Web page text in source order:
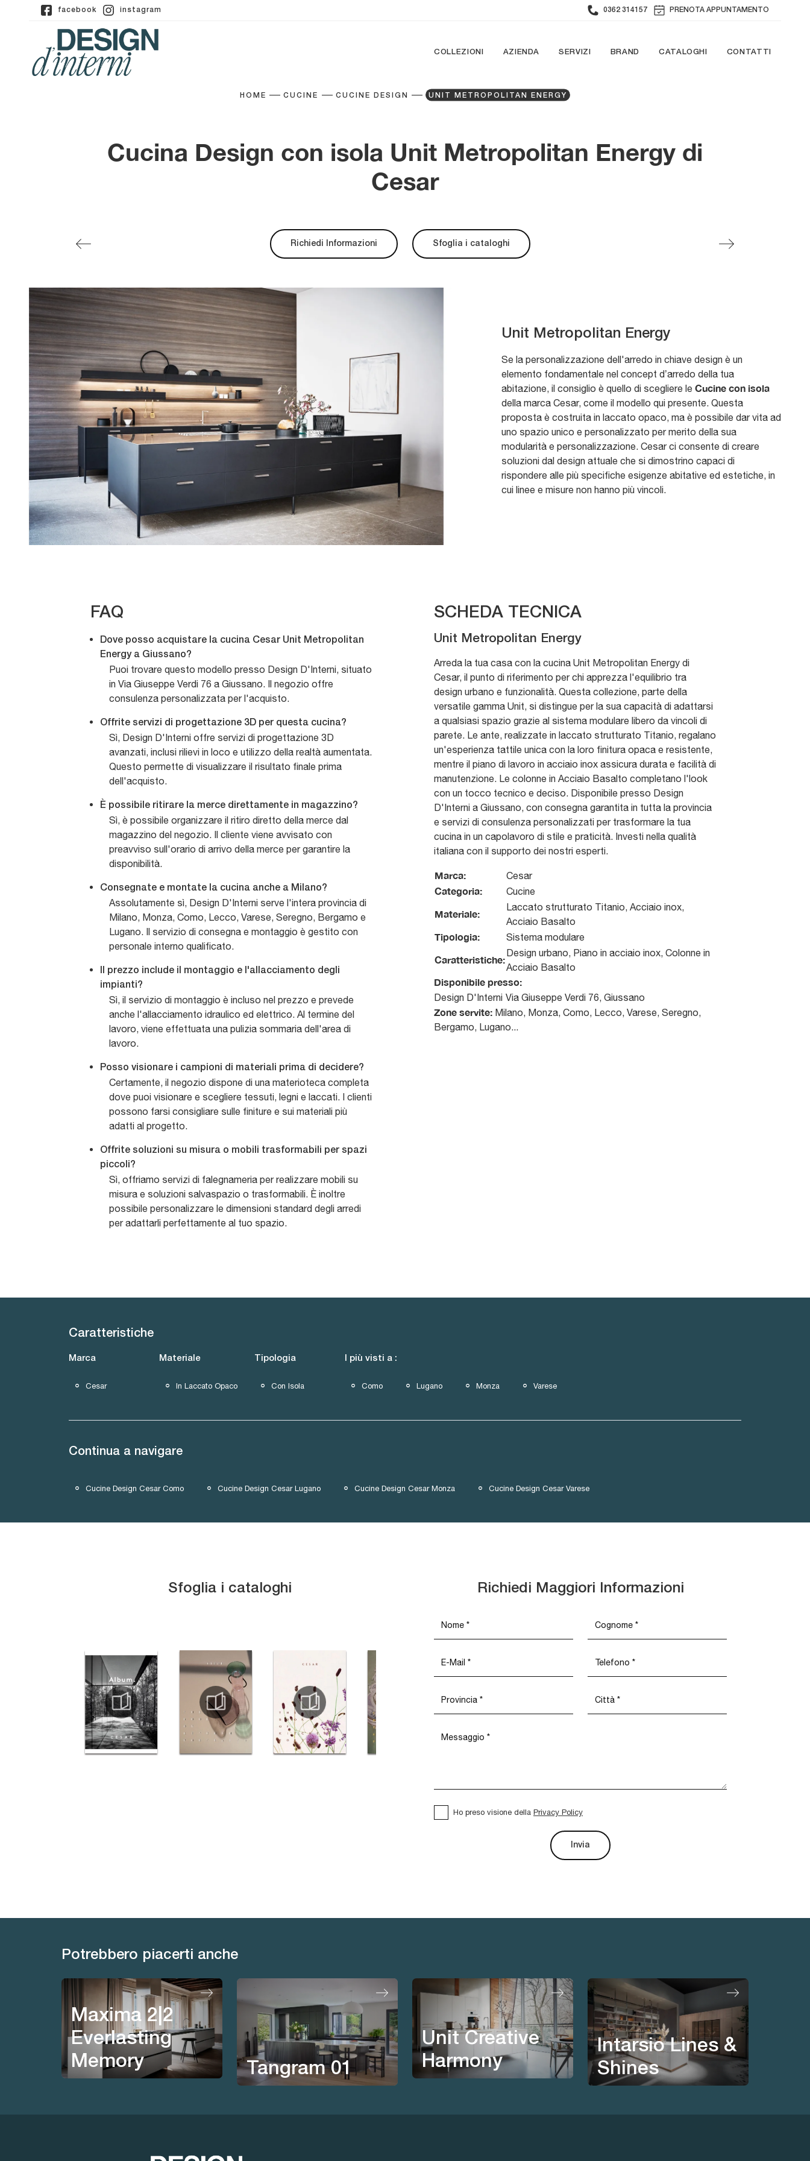
facebook instagram 0362 314157 PRENOTA APPUNTAMENTO
COLLEZIONI AZIENDA SERVIZI BRAND CATALOGHI CONTATTI
HOME CUCINE CUCINE DESIGN UNIT METROPOLITAN ENERGY
Cucina Design con isola Unit Metropolitan Energy di
Cesar
Richiedi Informazioni Sfoglia i cataloghi
Unit Metropolitan Energy
Se la personalizzazione dell'arredo in chiave design è un
elemento fondamentale nel concept d’arredo della tua
abitazione, il consiglio è quello di scegliere le Cucine con isola
della marca Cesar, come il modello qui presente. Questa
proposta è costruita in laccato opaco, ma è possibile dar vita ad
uno spazio unico e personalizzato per merito della sua
modularità e personalizzazione. Cesar ci consente di creare
soluzioni dal design attuale che si dimostrino capaci di
rispondere alle più specifiche esigenze abitative ed estetiche, in
cui linee e misure non hanno più vincoli.
FAQ
Dove posso acquistare la cucina Cesar Unit Metropolitan
Energy a Giussano?
Puoi trovare questo modello presso Design D'Interni, situato
in Via Giuseppe Verdi 76 a Giussano. Il negozio offre
consulenza personalizzata per l'acquisto.
Offrite servizi di progettazione 3D per questa cucina?
Sì, Design D'Interni offre servizi di progettazione 3D
avanzati, inclusi rilievi in loco e utilizzo della realtà aumentata.
Questo permette di visualizzare il risultato finale prima
dell'acquisto.
È possibile ritirare la merce direttamente in magazzino?
Sì, è possibile organizzare il ritiro diretto della merce dal
magazzino del negozio. Il cliente viene avvisato con
preavviso sull'orario di arrivo della merce per garantire la
disponibilità.
Consegnate e montate la cucina anche a Milano?
Assolutamente sì, Design D'Interni serve l'intera provincia di
Milano, Monza, Como, Lecco, Varese, Seregno, Bergamo e
Lugano. Il servizio di consegna e montaggio è gestito con
personale interno qualificato.
Il prezzo include il montaggio e l'allacciamento degli
impianti?
Sì, il servizio di montaggio è incluso nel prezzo e prevede
anche l'allacciamento idraulico ed elettrico. Al termine del
lavoro, viene effettuata una pulizia sommaria dell'area di
lavoro.
Posso visionare i campioni di materiali prima di decidere?
Certamente, il negozio dispone di una materioteca completa
dove puoi visionare e scegliere tessuti, legni e laccati. I clienti
possono farsi consigliare sulle finiture e sui materiali più
adatti al progetto.
Offrite soluzioni su misura o mobili trasformabili per spazi
piccoli?
Sì, offriamo servizi di falegnameria per realizzare mobili su
misura e soluzioni salvaspazio o trasformabili. È inoltre
possibile personalizzare le dimensioni standard degli arredi
per adattarli perfettamente al tuo spazio.
SCHEDA TECNICA
Unit Metropolitan Energy
Arreda la tua casa con la cucina Unit Metropolitan Energy di
Cesar, il punto di riferimento per chi apprezza l'equilibrio tra
design urbano e funzionalità. Questa collezione, parte della
versatile gamma Unit, si distingue per la sua capacità di adattarsi
a qualsiasi spazio grazie al sistema modulare libero da vincoli di
parete. Le ante, realizzate in laccato strutturato Titanio, regalano
un'esperienza tattile unica con la loro finitura opaca e resistente,
mentre il piano di lavoro in acciaio inox assicura durata e facilità di
manutenzione. Le colonne in Acciaio Basalto completano l'look
con un tocco tecnico e deciso. Disponibile presso Design
D'Interni a Giussano, con consegna garantita in tutta la provincia
e servizi di consulenza personalizzati per trasformare la tua
cucina in un capolavoro di stile e praticità. Investi nella qualità
italiana con il supporto dei nostri esperti.
Marca: Cesar
Categoria: Cucine
Materiale:
Laccato strutturato Titanio, Acciaio inox,
Acciaio Basalto
Tipologia: Sistema modulare
Caratteristiche:
Design urbano, Piano in acciaio inox, Colonne in
Acciaio Basalto
Disponibile presso:
Design D'Interni Via Giuseppe Verdi 76, Giussano
Zone servite: Milano, Monza, Como, Lecco, Varese, Seregno,
Bergamo, Lugano...
Caratteristiche
Marca
Cesar
Materiale
In Laccato Opaco
Tipologia
Con Isola
I più visti a :
Como Lugano Monza Varese
Continua a navigare
Cucine Design Cesar Como Cucine Design Cesar Lugano Cucine Design Cesar Monza Cucine Design Cesar Varese
Sfoglia i cataloghi Richiedi Maggiori Informazioni
Ho preso visione della Privacy Policy
Invia
Potrebbero piacerti anche
Maxima 2|2
Everlasting
Memory
Tangram 01
Unit Creative
Harmony
Intarsio Lines &
Shines